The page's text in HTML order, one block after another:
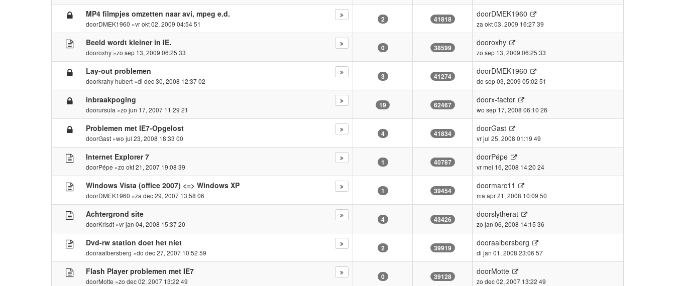
MP4 filmpjes omzetten naar avi, mpeg e.d.
doorDMEK1960 »vr okt 02, 2009 04:54 51
2 41818
doorDMEK1960
za okt 03, 2009 16:27 39
Beeld wordt kleiner in IE.
dooroxhy »zo sep 13, 2009 06:25 33
0 38599
dooroxhy
zo sep 13, 2009 06:25 33
Lay-out problemen
doorkrahy hubert »di dec 30, 2008 12:37 02
3 41274
doorDMEK1960
do sep 03, 2009 05:02 51
inbraakpoging
doorursula »zo jun 17, 2007 11:29 21
19 62467
doorx-factor
wo sep 17, 2008 06:10 26
Problemen met IE7-Opgelost
doorGast »wo jul 23, 2008 18:33 00
4 41834
doorGast
vr jul 25, 2008 01:19 49
Internet Explorer 7
doorPépe »zo okt 21, 2007 19:08 39
1 40787
doorPépe
vr mei 16, 2008 14:20 24
Windows Vista (office 2007) <=> Windows XP
doorDMEK1960 »za dec 29, 2007 13:58 06
1 39454
doormarc11
ma apr 21, 2008 10:09 50
Achtergrond site
doorKrisdt »vr jan 04, 2008 15:37 20
4 43426
doorslytherat
zo jan 06, 2008 14:15 36
Dvd-rw station doet het niet
dooraalbersberg »do dec 27, 2007 10:52 59
2 39919
dooraalbersberg
di jan 01, 2008 23:06 57
Flash Player problemen met IE7
doorMotte »zo dec 02, 2007 13:22 49
0 39128
doorMotte
zo dec 02, 2007 13:22 49